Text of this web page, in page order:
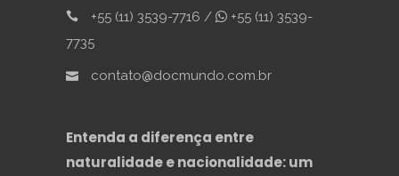
+55 (11) 3539-7716 /
+55 (11) 3539-
7735
contato@docmundo.com.br
Entenda a diferença entre
naturalidade e nacionalidade: um